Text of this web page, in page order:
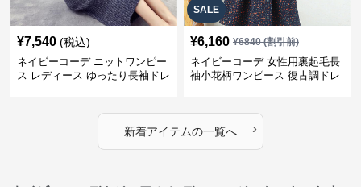
¥7,540 (税込)
ネイビーコーデ ニットワンピー
ス レディース ゆったり長袖ドレ
SALE
¥6,160 ¥6840(割引前)
ネイビーコーデ 女性用裏起毛長
袖小花柄ワンピース 復古調ドレ
新着アイテムの一覧へ ›